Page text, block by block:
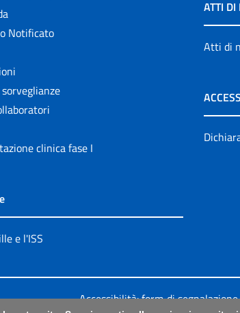
Notificato
clinica fase I
e l'ISS
ATTI DI
Atti di
Accessibilità: form di